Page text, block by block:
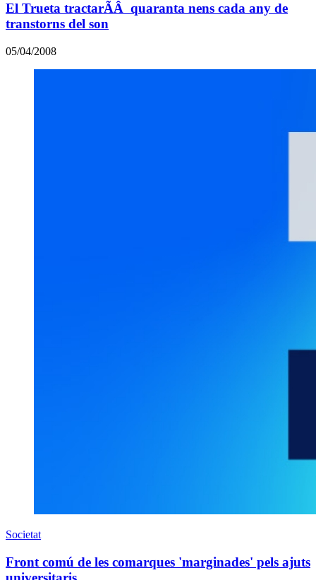
El Trueta tractarÃÂ quaranta nens cada any de
transtorns del son
05/04/2008
Societat
Front comú de les comarques 'marginades' pels ajuts